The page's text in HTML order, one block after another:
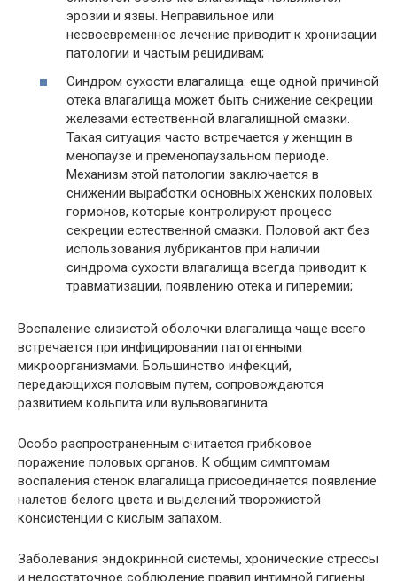
эрозии и язвы. Неправильное или
несвоевременное лечение приводит к хронизации
патологии и частым рецидивам;
Синдром сухости влагалища: еще одной причиной
отека влагалища может быть снижение секреции
железами естественной влагалищной смазки.
Такая ситуация часто встречается у женщин в
менопаузе и пременопаузальном периоде.
Механизм этой патологии заключается в
снижении выработки основных женских половых
гормонов, которые контролируют процесс
секреции естественной смазки. Половой акт без
использования лубрикантов при наличии
синдрома сухости влагалища всегда приводит к
травматизации, появлению отека и гиперемии;
Воспаление слизистой оболочки влагалища чаще всего
встречается при инфицировании патогенными
микроорганизмами. Большинство инфекций,
передающихся половым путем, сопровождаются
развитием кольпита или вульвовагинита.
Особо распространенным считается грибковое
поражение половых органов. К общим симптомам
воспаления стенок влагалища присоединяется появление
налетов белого цвета и выделений творожистой
консистенции с кислым запахом.
Заболевания эндокринной системы, хронические стрессы
и недостаточное соблюдение правил интимной гигиены